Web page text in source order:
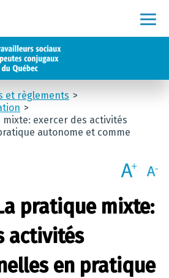
et règlements
mixte: exercer des activités
autonome et comme
pratique mixte:
activités
en pratique